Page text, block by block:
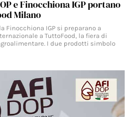
e Finocchiona IGP portano
Milano
Finocchiona IGP si preparano a
a TuttoFood, la fiera di
I due prodotti simbolo